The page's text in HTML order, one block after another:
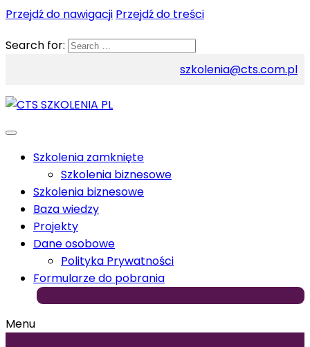
Przejdź do nawigacji Przejdź do treści
Search for:
szkolenia@cts.com.pl
Szkolenia zamknięte
Szkolenia biznesowe
Szkolenia biznesowe
Baza wiedzy
Projekty
Dane osobowe
Polityka Prywatności
Formularze do pobrania
Menu